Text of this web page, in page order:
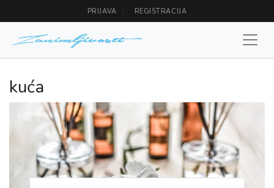
PRIJAVA REGISTRACIJA
kuća
Lifestyle